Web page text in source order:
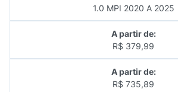
1.0 MPI 2020 A 2025
A partir de:
R$ 379,99
A partir de:
R$ 735,89